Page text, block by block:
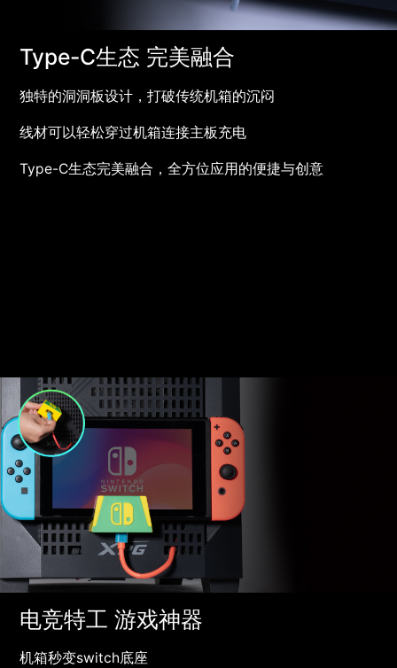
Type-C生态 完美融合
独特的洞洞板设计，打破传统机箱的沉闷
线材可以轻松穿过机箱连接主板充电
Type-C生态完美融合，全方位应用的便捷与创意
电竞特工 游戏神器
机箱秒变switch底座